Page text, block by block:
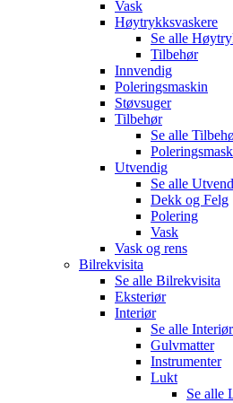
Vask
Høytrykksvaskere
Se alle
Tilbehør
Innvendig
Poleringsmaskin
Støvsuger
Tilbehør
Se alle
Utvendig
Se alle
Dekk og Felg
Polering
Vask
Vask og rens
Bilrekvisita
Se alle Bilrekvisita
Eksteriør
Interiør
Se alle Interiør
Gulvmatter
Instrumenter
Lukt
Se alle